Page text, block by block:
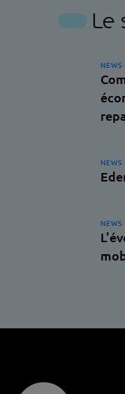
Le
NEWS
NEWS
NEWS